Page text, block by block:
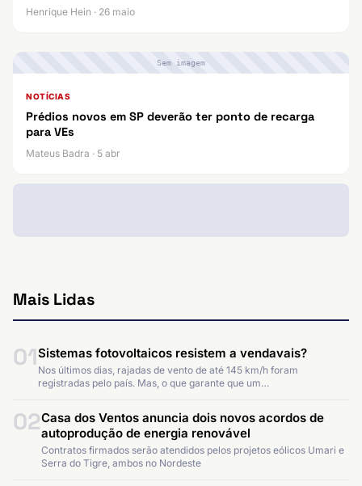
Henrique Hein · 26 maio
Sem imagem
NOTÍCIAS
Prédios novos em SP deverão ter ponto de recarga
para VEs
Mateus Badra · 5 abr
Mais Lidas
01Sistemas fotovoltaicos resistem a vendavais?
Nos últimos dias, rajadas de vento de até 145 km/h foram
registradas pelo país. Mas, o que garante que um…
02Casa dos Ventos anuncia dois novos acordos de
autoprodução de energia renovável
Contratos firmados serão atendidos pelos projetos eólicos Umari e
Serra do Tigre, ambos no Nordeste